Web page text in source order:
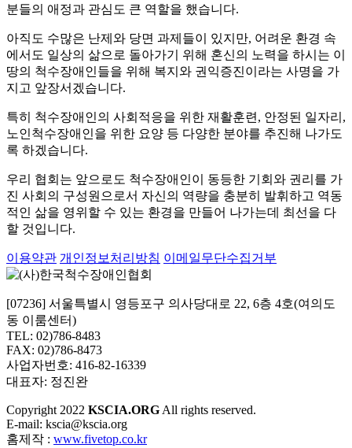
분들의 애정과 관심도 큰 역할을 했습니다.
아직도 수많은 난제와 당면 과제들이 있지만, 어려운 환경 속
에서도 일상의 삶으로 돌아가기 위해 혼신의 노력을 하시는 이
땅의 척수장애인들을 위해 복지와 권익증진이라는 사명을 가
지고 앞장서겠습니다.
특히 척수장애인의 사회적응을 위한 재활훈련, 안정된 일자리,
노인척수장애인을 위한 요양 등 다양한 분야를 추진해 나가도
록 하겠습니다.
우리 협회는 앞으로도 척수장애인이 동등한 기회와 권리를 가
진 사회의 구성원으로서 자신의 역량을 충분히 발휘하고 역동
적인 삶을 영위할 수 있는 환경을 만들어 나가는데 최선을 다
할 것입니다.
이용약관 개인정보처리방침 이메일무단수집거부
[07236] 서울특별시 영등포구 의사당대로 22, 6층 4호(여의도
동 이룸센터)
TEL: 02)786-8483
FAX: 02)786-8473
사업자번호: 416-82-16339
대표자: 정진완
Copyright 2022 KSCIA.ORG All rights reserved.
E-mail: kscia@kscia.org
홈제작 : www.fivetop.co.kr